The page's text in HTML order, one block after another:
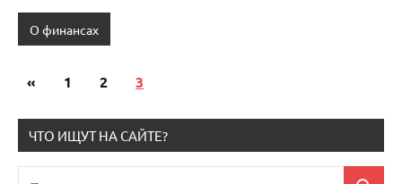
О финансах
записей
« Предыдущие
1 2 3
ЧТО ИЩУТ НА САЙТЕ?